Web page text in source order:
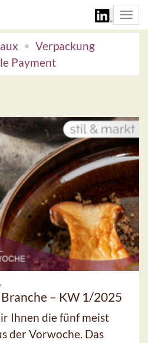
Verpackung
Payment
– KW 1/2025
Ihnen die fünf meist
der Vorwoche. Das